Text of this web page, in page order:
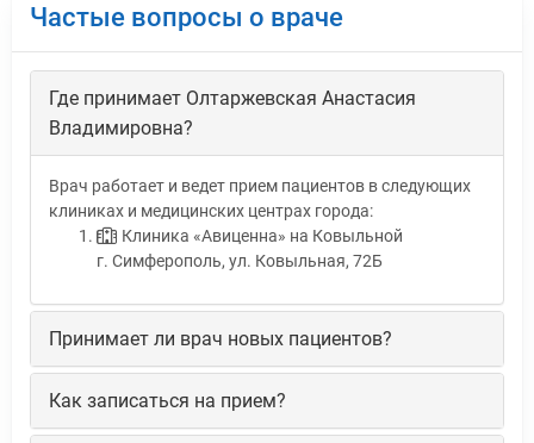
Частые вопросы о враче
Где принимает Олтаржевская Анастасия
Владимировна?
Врач работает и ведет прием пациентов в следующих
клиниках и медицинских центрах города:
Клиника «Авиценна» на Ковыльной
г. Симферополь, ул. Ковыльная, 72Б
Принимает ли врач новых пациентов?
Как записаться на прием?